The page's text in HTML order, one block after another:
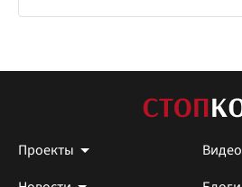
Проекты
Видео